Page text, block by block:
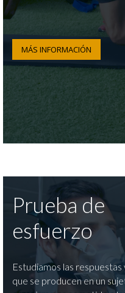
MÁS INFORMACIÓN
Prueba de
esfuerzo
Estudiamos las
que se producen en un